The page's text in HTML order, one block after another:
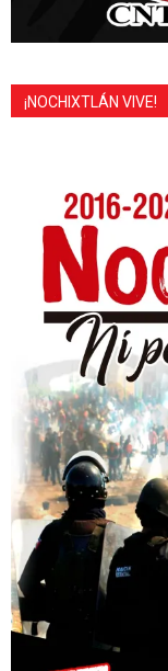
¡NOCHIXTLÁN VIVE!